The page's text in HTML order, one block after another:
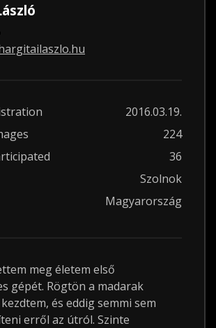
2016.03.19.
224
36
Szolnok
Magyarország
meg életem első
gépét. Rögtön a madarak
és eddig semmi sem
erről az útról. Szinte